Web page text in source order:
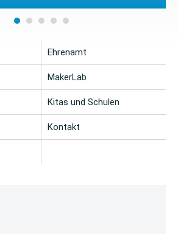
Ehrenamt
MakerLab
Kitas und Schulen
Kontakt